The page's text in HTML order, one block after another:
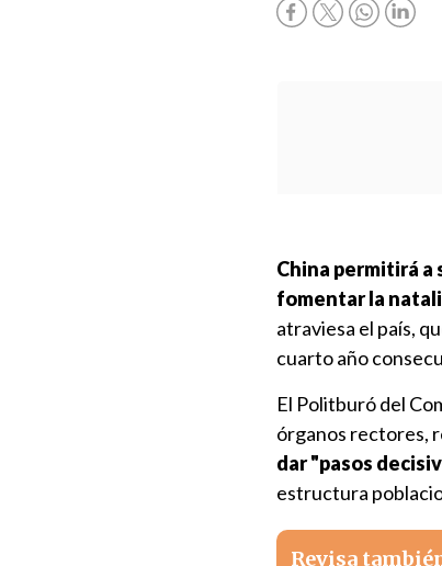
China permitirá a
fomentar la
atraviesa el país,
cuarto año
El Politburó del
órganos rectores,
dar "pasos
estructura
Revisa